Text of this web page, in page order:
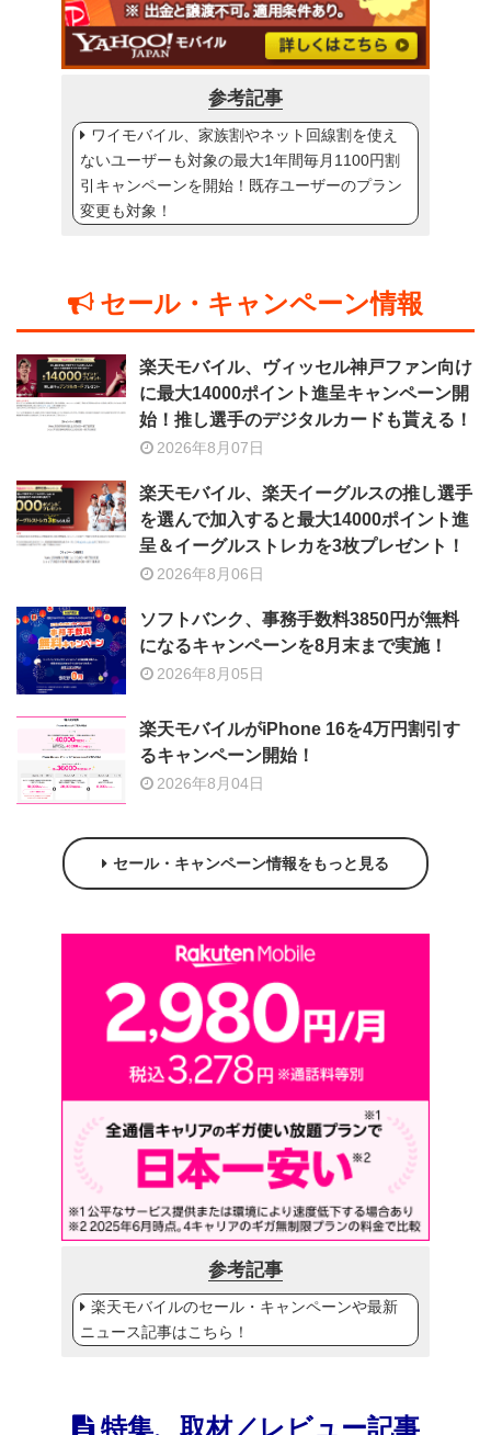
参考記事
ワイモバイル、家族割やネット回線割を使え
ないユーザーも対象の最大1年間毎月1100円割
引キャンペーンを開始！既存ユーザーのプラン
変更も対象！
セール・キャンペーン情報
楽天モバイル、ヴィッセル神戸ファン向け
に最大14000ポイント進呈キャンペーン開
始！推し選手のデジタルカードも貰える！
2026年8月07日
楽天モバイル、楽天イーグルスの推し選手
を選んで加入すると最大14000ポイント進
呈＆イーグルストレカを3枚プレゼント！
2026年8月06日
ソフトバンク、事務手数料3850円が無料
になるキャンペーンを8月末まで実施！
2026年8月05日
楽天モバイルがiPhone 16を4万円割引す
るキャンペーン開始！
2026年8月04日
セール・キャンペーン情報をもっと見る
参考記事
楽天モバイルのセール・キャンペーンや最新
ニュース記事はこちら！
特集、取材／レビュー記事